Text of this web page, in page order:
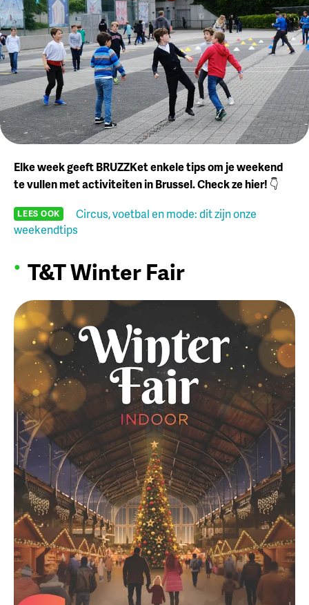
Elke week geeft BRUZZKet enkele tips om je weekend
te vullen met activiteiten in Brussel. Check ze hier! 👇
LEES OOK
Circus, voetbal en mode: dit zijn onze
weekendtips
T&T Winter Fair